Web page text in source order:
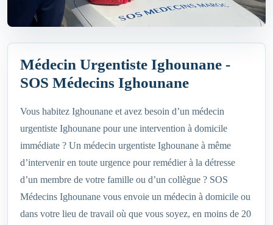
Médecin Urgentiste Ighounane -
SOS Médecins Ighounane
Vous habitez Ighounane et avez besoin d’un médecin
urgentiste Ighounane pour une intervention à domicile
immédiate ? Un médecin urgentiste Ighounane à même
d’intervenir en toute urgence pour remédier à la détresse
d’un membre de votre famille ou d’un collègue ? SOS
Médecins Ighounane vous envoie un médecin à domicile ou
dans votre lieu de travail où que vous soyez, en moins de 20